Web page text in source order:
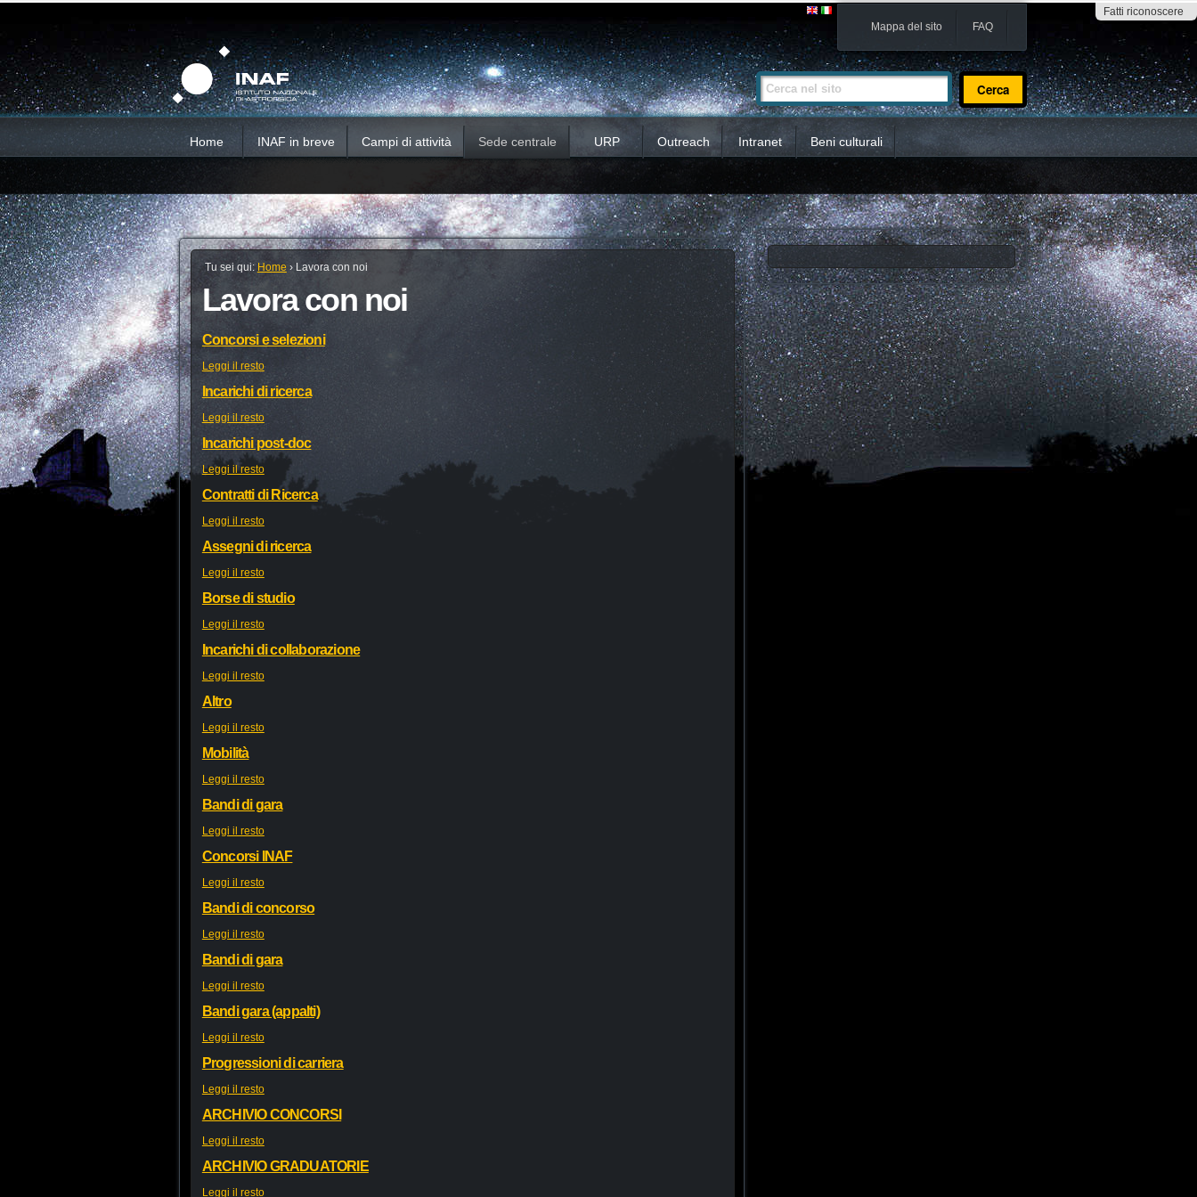
Fatti riconoscere
contenuti.
Salta
alla
navigazione
Mappa del sito FAQ
Cerca nel sito
Ricerca
avanzata…
Home INAF in breve Campi di attività Sede centrale URP Outreach Intranet Beni culturali
Tu sei qui: Home › Lavora con noi
Lavora con noi
Concorsi e selezioni
Leggi il resto
Incarichi di ricerca
Leggi il resto
Incarichi post-doc
Leggi il resto
Contratti di Ricerca
Leggi il resto
Assegni di ricerca
Leggi il resto
Borse di studio
Leggi il resto
Incarichi di collaborazione
Leggi il resto
Altro
Leggi il resto
Mobilità
Leggi il resto
Bandi di gara
Leggi il resto
Concorsi INAF
Leggi il resto
Bandi di concorso
Leggi il resto
Bandi di gara
Leggi il resto
Bandi gara (appalti)
Leggi il resto
Progressioni di carriera
Leggi il resto
ARCHIVIO CONCORSI
Leggi il resto
ARCHIVIO GRADUATORIE
Leggi il resto